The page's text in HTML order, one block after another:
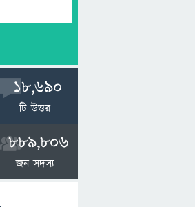
18,690
টি উত্তর
889,806
জন সদস্য